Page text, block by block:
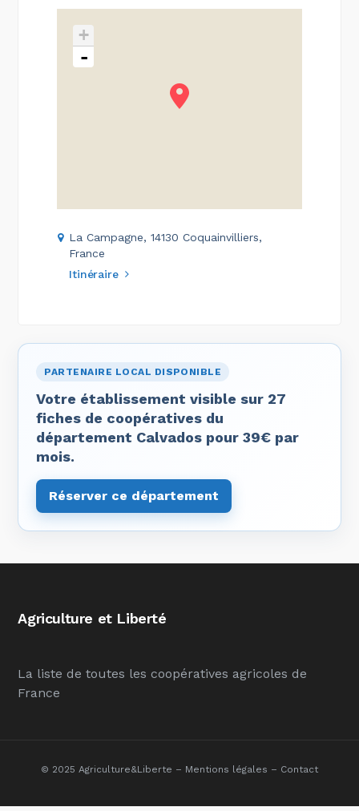
+
-
La Campagne, 14130 Coquainvilliers,
France
Itinéraire
PARTENAIRE LOCAL DISPONIBLE
Votre établissement visible sur 27
fiches de coopératives du
département Calvados pour 39€ par
mois.
Réserver ce département
Agriculture et Liberté
La liste de toutes les coopératives agricoles de
France
© 2025 Agriculture&Liberte – Mentions légales – Contact